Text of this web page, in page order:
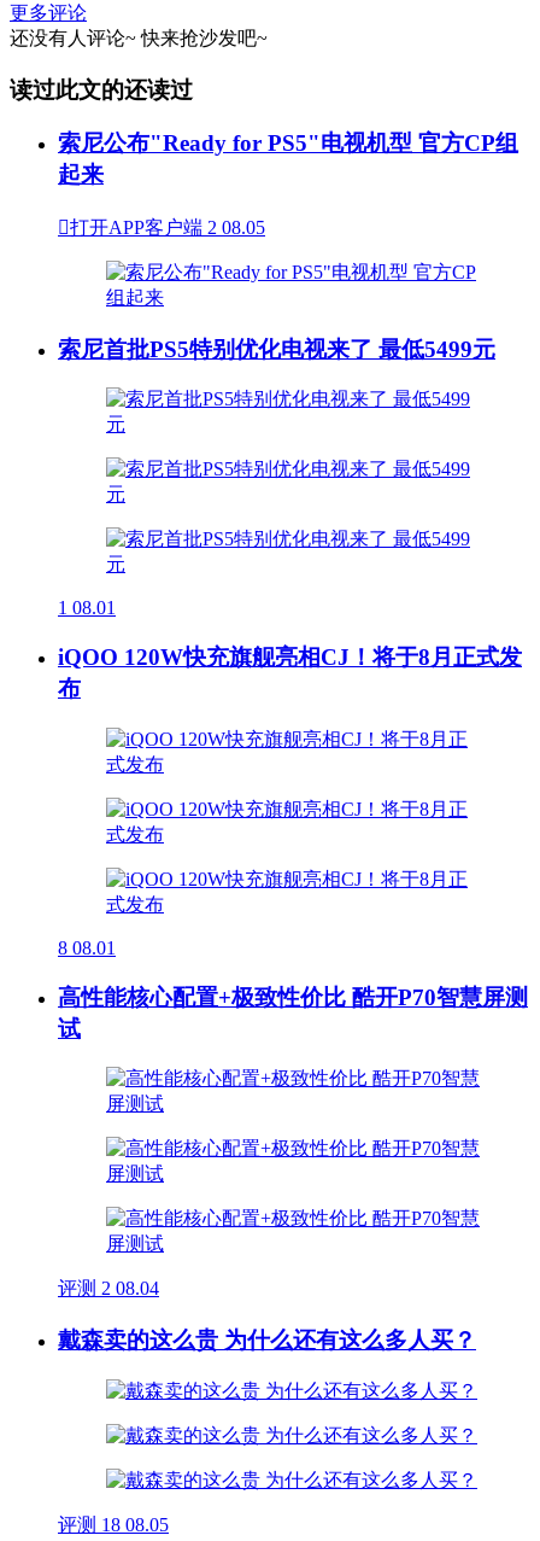
更多评论
还没有人评论~ 快来抢沙发吧~
读过此文的还读过
索尼公布"Ready for PS5"电视机型 官方CP组
起来
打开APP客户端 2 08.05
索尼首批PS5特别优化电视来了 最低5499元
1 08.01
iQOO 120W快充旗舰亮相CJ！将于8月正式发
布
8 08.01
高性能核心配置+极致性价比 酷开P70智慧屏测
试
评测 2 08.04
戴森卖的这么贵 为什么还有这么多人买？
评测 18 08.05